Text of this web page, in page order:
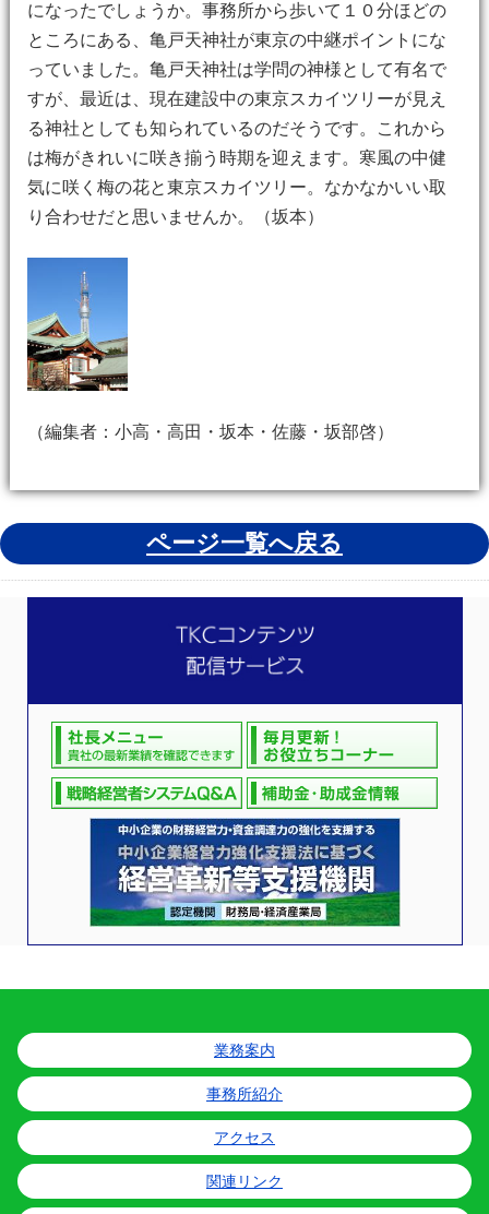
になったでしょうか。事務所から歩いて１０分ほどの
ところにある、亀戸天神社が東京の中継ポイントにな
っていました。亀戸天神社は学問の神様として有名で
すが、最近は、現在建設中の東京スカイツリーが見え
る神社としても知られているのだそうです。これから
は梅がきれいに咲き揃う時期を迎えます。寒風の中健
気に咲く梅の花と東京スカイツリー。なかなかいい取
り合わせだと思いませんか。（坂本）
（編集者：小高・高田・坂本・佐藤・坂部啓）
ページ一覧へ戻る
業務案内
事務所紹介
アクセス
関連リンク